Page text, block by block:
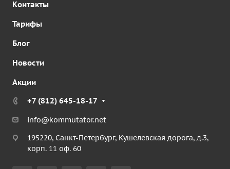
Контакты
Тарифы
Блог
Новости
Акции
+7 (812) 645-18-17
info@kommutator.net
195220, Санкт-Петербург, Кушелевская дорога, д.3,
корп. 11 оф. 60